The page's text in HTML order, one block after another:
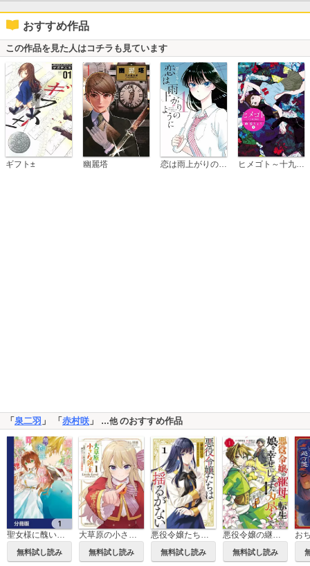
おすすめ作品
この作品を見た人はコチラも見ています
ギフト± 幽麗塔 ヒメゴト～十九歳の制服～
「泉二羽 」 「赤村咲 」 …他のおすすめ作品
聖女様に醜い神様との結婚を押し付けられました【分冊版】
無料試し読み
大草原の小さな領主
無料試し読み
悪役令嬢たちは揺るがない
無料試し読み
悪役令嬢の継母に転生したので娘を幸せにします、力尽くで。THE COMIC
無料試し読み